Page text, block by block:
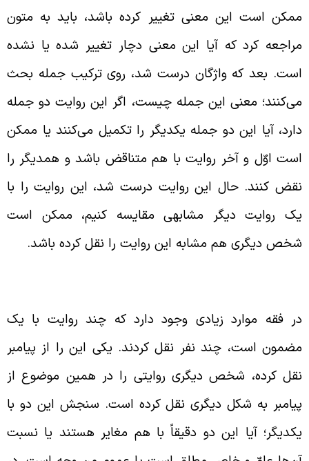
است این معنی تغییر کرده باشد، باید به متون
کرد که آیا این معنی دچار تغییر شده یا نشده
بعد که واژگان درست شد، روی ترکیب جمله بحث
معنی این جمله چیست، اگر این روایت دو جمله
آیا این دو جمله یکدیگر را تکمیل می‌کنند یا ممکن
اوّل و آخر روایت با هم متناقض باشد و همدیگر را
کنند. حال این روایت درست شد، این روایت را با
روایت دیگر مشابهی مقایسه کنیم، ممکن است
دیگری هم مشابه این روایت را نقل کرده باشد.
فقه موارد زیادی وجود دارد که چند روایت با یک
است، چند نفر نقل کردند. یکی این را از پیامبر
کرده، شخص دیگری روایتی را در همین موضوع از
به شکل دیگری نقل کرده است. سنجش این دو با
آیا این دو دقیقاً با هم مغایر هستند یا نسبت